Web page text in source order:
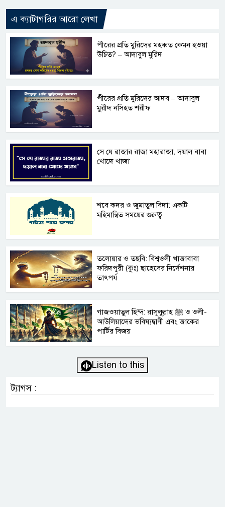
এ ক্যাটাগরির আরো লেখা
পীরের প্রতি মুরিদের মহব্বত কেমন হওয়া
উচিত? – আদাবুল মুরিদ
পীরের প্রতি মুরিদের আদব – আদাবুল
মুরীদ নসিহত শরীফ
সে যে রাজার রাজা মহারাজা, দয়াল বাবা
খোদে খাজা
শবে কদর ও জুমাতুল বিদা: একটি
মহিমান্বিত সময়ের গুরুত্ব
তলোয়ার ও তছবি: বিশ্বওলী খাজাবাবা
ফরিদপুরী (কুঃ) ছাহেবের নির্দেশনার
তাৎপর্য
গাজওয়াতুল হিন্দ: রাসূলুল্লাহ ﷺ ও ওলী-
আউলিয়াদের ভবিষ্যদ্বাণী এবং জাকের
পার্টির বিজয়
Listen to this
ট্যাগস :